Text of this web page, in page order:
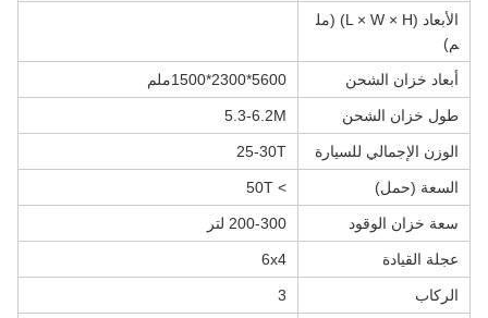
الأبعاد (L × W × H) (مل
م)
أبعاد خزان الشحن 5600*2300*1500ملم
طول خزان الشحن 5.3-6.2M
الوزن الإجمالي للسيارة 25-30T
السعة (حمل) > 50T
سعة خزان الوقود 200-300 لتر
عجلة القيادة 6x4
الركاب 3